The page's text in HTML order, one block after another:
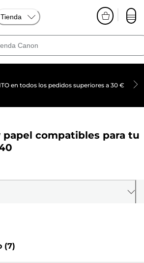
Tienda
en todos los pedidos superiores a 30 €
papel compatibles para tu
(7)